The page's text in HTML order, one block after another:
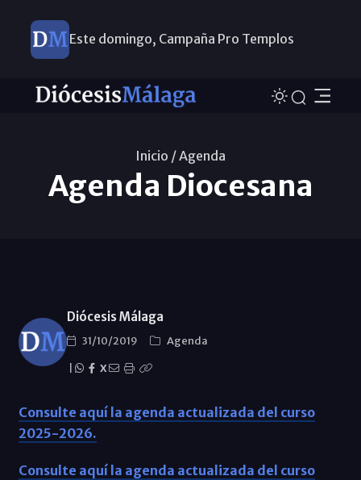
Este domingo, Campaña Pro Templos
Inicio /Agenda
Agenda Diocesana
Diócesis Málaga
31/10/2019
Agenda
X
Consulte aquí la agenda actualizada del curso
2025-2026.
Consulte aquí la agenda actualizada del curso